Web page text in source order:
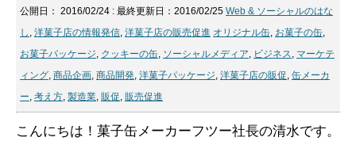
公開日： 2016/02/24 : 最終更新日：2016/02/25 Web & ソーシャルのはな
し , 洋菓子店の情報発信, 洋菓子店の販売促進 オリジナル缶, お菓子の缶,
お菓子パッケージ, クッキーの缶, ソーシャルメディア, ビジネス, マーケテ
ィング, 商品企画, 商品開発, 洋菓子パッケージ, 洋菓子店の販促, 缶メーカ
ー, 考え方, 製造業, 販促, 販売促進
こんにちは！菓子缶メーカーフツー社長の清水です。